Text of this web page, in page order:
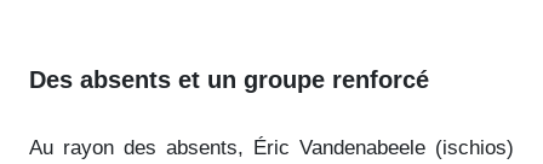
Des absents et un groupe renforcé
Au rayon des absents, Éric Vandenabeele (ischios)